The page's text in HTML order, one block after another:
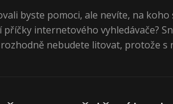
byste pomoci, ale nevíte, na koho
příčky internetového vyhledávače?
rozhodně nebudete litovat, protože s